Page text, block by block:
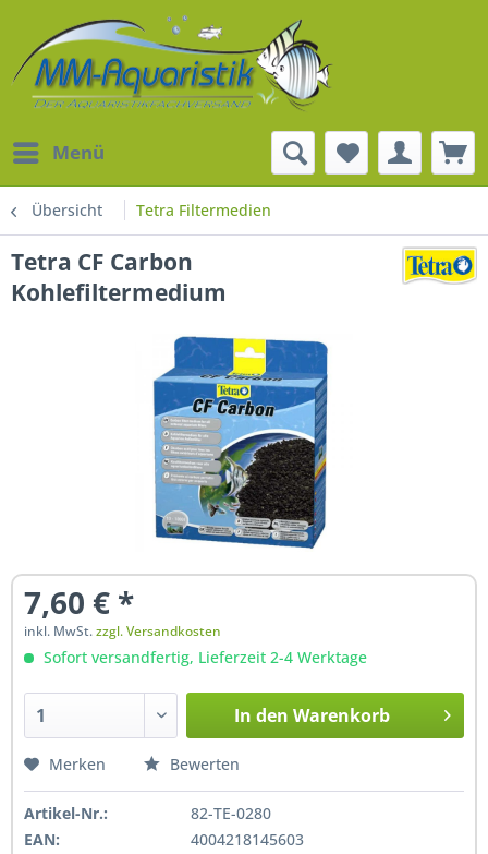
Menü
Übersicht Tetra Filtermedien
Tetra CF Carbon
Kohlefiltermedium
7,60 € *
inkl. MwSt.zzgl. Versandkosten
Sofort versandfertig, Lieferzeit 2-4 Werktage
In den Warenkorb
Merken Bewerten
Artikel-Nr.:
82-TE-0280
EAN:
4004218145603